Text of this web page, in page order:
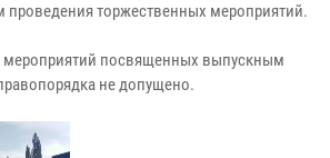
торжественных мероприятий.
мероприятий посвященных выпускным
не допущено.